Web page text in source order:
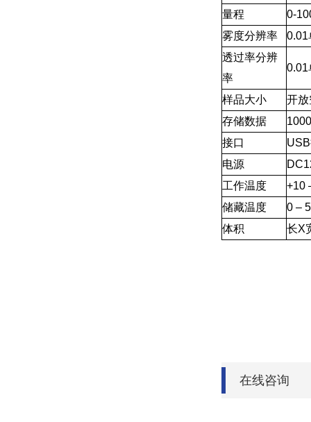
量程
0-
雾度分辨率
0.01
透过率分辨
率
0.01
样品大小
开
存储数据
接口
电源
工作温度
+10
储藏温度
0 –
体积
长X
在线咨询